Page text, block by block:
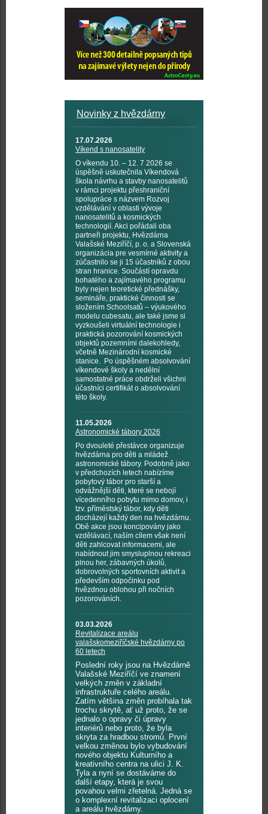
Novinky z hvězdárny
17.07.2026
Víkend s nanosatelity
O víkendu 10. – 12. 7 2026 se
úspěšně uskutečnila Víkendová
škola návrhu a stavby nanosatelitů
v rámci projektu přeshraniční
spolupráce s názvem Rozvoj
vzdělávání v oblasti vývoje
nanosatelitů a kosmických
technologií. Akci pořádali oba
partneři projektu, Hvězdárna
Valašské Meziříčí, p. o. a Slovenská
organizácia pre vesmírné aktivity a
zúčastnilo se ji 15 účastníků z obou
stran hranice. Součástí opravdu
bohatého a zajímavého programu
byly nejen teoretické přednášky,
semináře, praktické činnosti se
složením Schoolsatů – výukového
modelu cubesatu, ale také jsme si
vyzkoušeli virtuální technologie i
praktická pozorování kosmických
objektů pozemními dalekohledy,
včetně Mezinárodní kosmické
stanice. Po úspěšném absolvování
víkendové školy a nedělní
samostatné práce obdrželi všichni
účastníci certifikát o absolvování
této školy.
11.05.2026
Astronomické tábory 2026
Po dvouleté přestávce organizuje
hvězdárna pro děti a mládež
astronomické tábory. Podobně jako
v předchozích letech nabízíme
pobytový tábor pro starší a
odvážnější děti, které se nebojí
vícedenního pobytu mimo domov, i
tzv. příměstský tábor, kdy děti
docházejí každý den na hvězdárnu.
Obě akce jsou koncipovány jako
vzdělávací, naším cílem však není
děti zahlcovat informacemi, ale
nabídnout jim smysluplnou rekreaci
plnou her, zábavných úkolů,
dobrovolných sportovních aktivit a
především odpočinku pod
hvězdnou oblohou při nočních
pozorováních.
03.03.2026
Revitalizace areálu
valašskomeziříčské hvězdárny po
60 letech
Poslední roky jsou na Hvězdárně
Valašské Meziříčí ve znamení
velkých změn v základní
infrastruktuře celého areálu.
Zatím většina změn probíhala tak
trochu skrytě, ať už proto, že se
jednalo o opravy či úpravy
interiérů nebo proto, že byla
skryta za hradbou stromů. První
velkou změnou bylo vybudování
nového objektu Kulturního a
kreativního centra na ulici J. K.
Tyla a nyní se dostáváme do
další etapy, která je svou
povahou velmi zřetelná. Jedná se
o komplexní revitalizaci oplocení
a areálu hvězdárny.